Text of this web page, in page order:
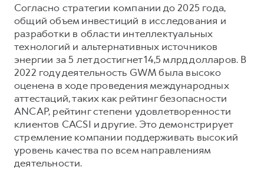
Согласно стратегии компании до 2025 года,
общий объем инвестиций в исследования и
разработки в области интеллектуальных
технологий и альтернативных источников
энергии за 5 лет достигнет 14,5 млрд долларов. В
2022 году деятельность GWM была высоко
оценена в ходе проведения международных
аттестаций, таких как рейтинг безопасности
ANCAP, рейтинг степени удовлетворенности
клиентов CACSI и другие. Это демонстрирует
стремление компании поддерживать высокий
уровень качества по всем направлениям
деятельности.